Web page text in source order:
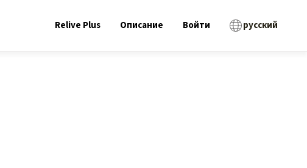
Relive Plus Описание Войти русский